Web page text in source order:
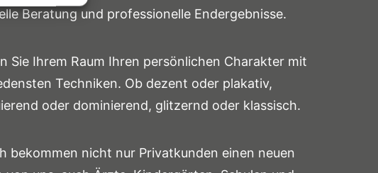
Beratung und professionelle Endergebnisse.
Sie Ihrem Raum Ihren persönlichen Charakter mit
Techniken. Ob dezent oder plakativ,
oder dominierend, glitzernd oder klassisch.
bekommen nicht nur Privatkunden einen neuen